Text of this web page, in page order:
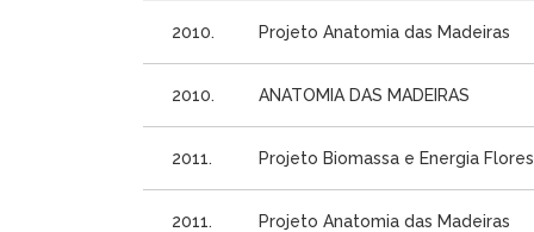
2010. Projeto Anatomia das Madeiras
2010. ANATOMIA DAS MADEIRAS
2011. Projeto Biomassa e Energia
2011. Projeto Anatomia das Madeiras